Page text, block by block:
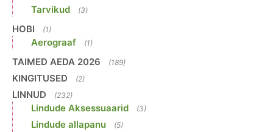
Tarvikud (3)
HOBI (1)
Aerograaf (1)
TAIMED AEDA 2026 (189)
KINGITUSED (2)
LINNUD (232)
Lindude Aksessuaarid (3)
Lindude allapanu (5)